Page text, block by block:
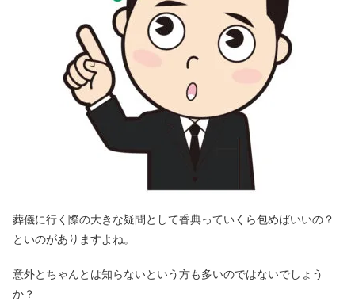
葬儀に行く際の大きな疑問として香典っていくら包めばいいの？
といのがありますよね。
意外とちゃんとは知らないという方も多いのではないでしょう
か？